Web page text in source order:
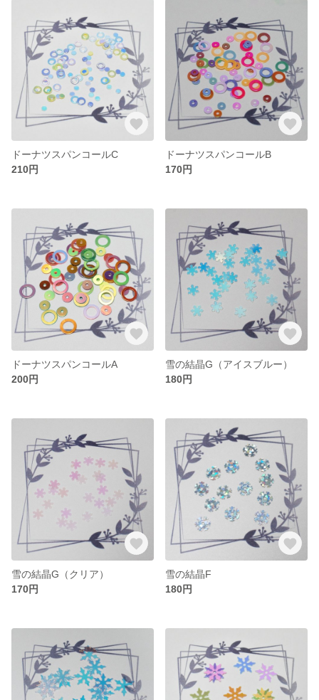
ドーナツスパンコールC
210円
ドーナツスパンコールB
170円
ドーナツスパンコールA
200円
雪の結晶G（アイスブルー）
180円
雪の結晶G（クリア）
170円
雪の結晶F
180円